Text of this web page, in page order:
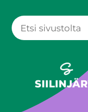
sisältöön